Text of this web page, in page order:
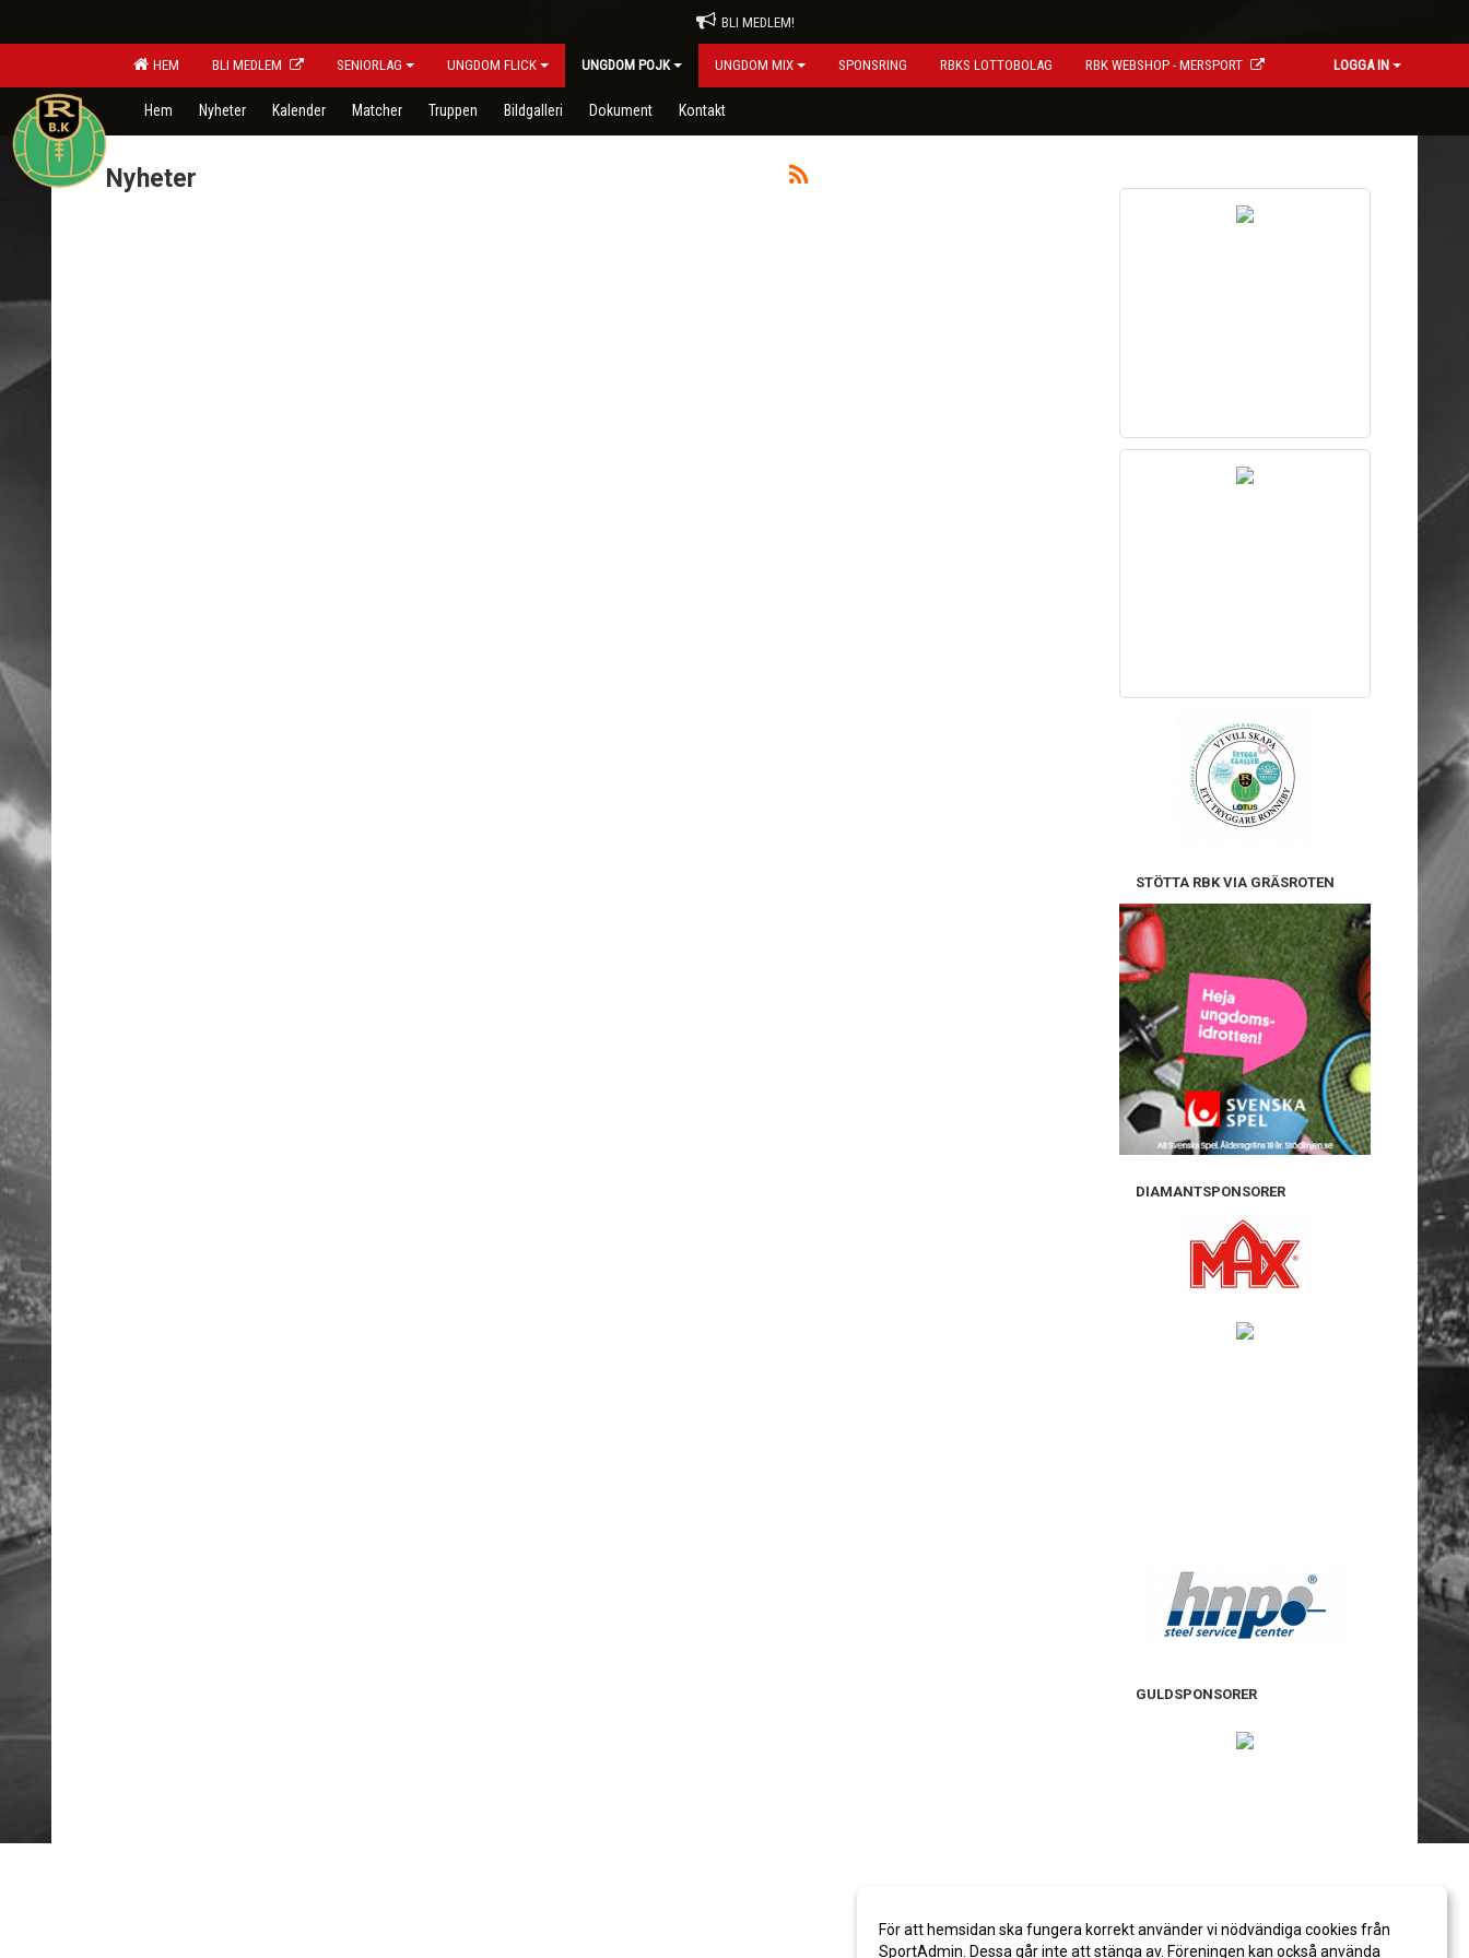
BLI MEDLEM!
HEM BLI MEDLEM SENIORLAG UNGDOM FLICK UNGDOM POJK UNGDOM MIX SPONSRING RBKS LOTTOBOLAG RBK WEBSHOP - MERSPORT LOGGA IN
Hem Nyheter Kalender Matcher Truppen Bildgalleri Dokument Kontakt
Nyheter
STÖTTA RBK VIA GRÄSROTEN
DIAMANTSPONSORER
GULDSPONSORER
För att hemsidan ska fungera korrekt använder vi nödvändiga cookies från
SportAdmin. Dessa går inte att stänga av. Föreningen kan också använda